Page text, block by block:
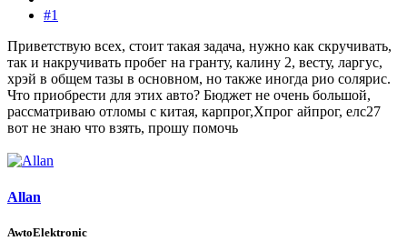
#1
Приветствую всех, стоит такая задача, нужно как скручивать,
так и накручивать пробег на гранту, калину 2, весту, ларгус,
хрэй в общем тазы в основном, но также иногда рио солярис.
Что приобрести для этих авто? Бюджет не очень большой,
рассматриваю отломы с китая, карпрог,Хпрог айпрог, елс27
вот не знаю что взять, прошу помочь
Allan
AwtoElektronic